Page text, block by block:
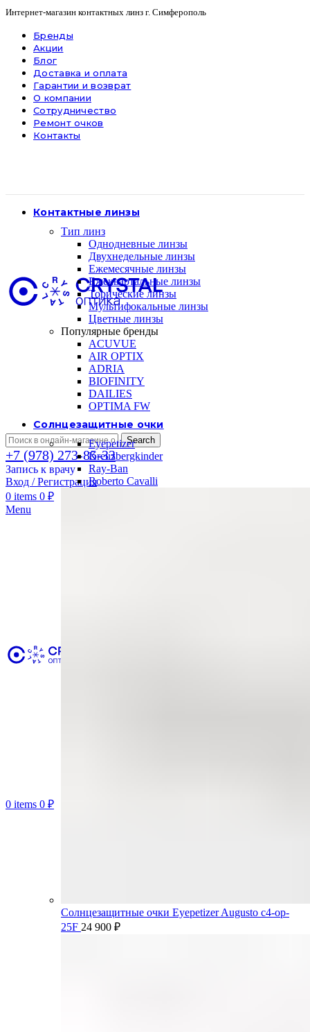
Интернет-магазин контактных линз г. Симферополь
Бренды
Акции
Блог
Доставка и оплата
Гарантии и возврат
О компании
Сотрудничество
Ремонт очков
Контакты
Search
+7 (978) 273-85-33
Запись к врачу
Вход / Регистрация
0 items 0 ₽
Menu
0 items 0 ₽
Контактные линзы
Тип линз
Однодневные линзы
Двухнедельные линзы
Ежемесячные линзы
Ежеквартальные линзы
Торические линзы
Мультифокальные линзы
Цветные линзы
Популярные бренды
ACUVUE
AIR OPTIX
ADRIA
BIOFINITY
DAILIES
OPTIMA FW
Солнцезащитные очки
Eyepetizer
Kreuzbergkinder
Ray-Ban
Roberto Cavalli
Солнцезащитные очки Eyepetizer Augusto c4-op-
25F 24 900 ₽